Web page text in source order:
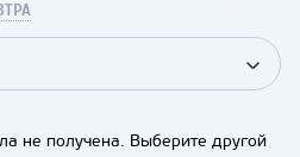
не получена. Выберите другой